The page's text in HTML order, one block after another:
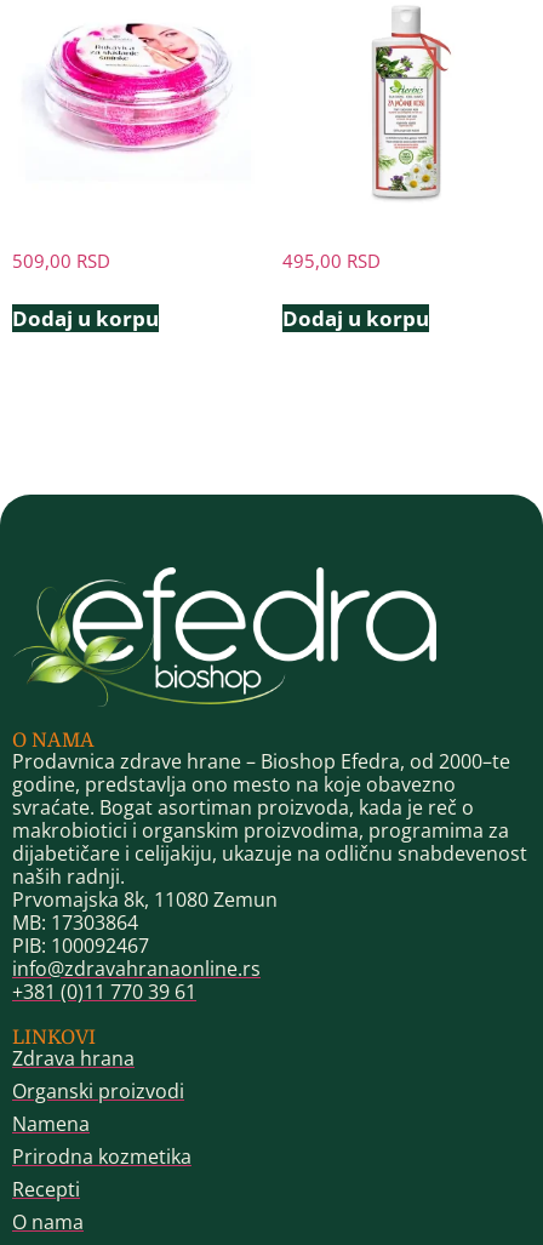
509,00 RSD
Dodaj u korpu
495,00 RSD
Dodaj u korpu
O NAMA
Prodavnica zdrave hrane – Bioshop Efedra, od 2000–te
godine, predstavlja ono mesto na koje obavezno
svraćate. Bogat asortiman proizvoda, kada je reč o
makrobiotici i organskim proizvodima, programima za
dijabetičare i celijakiju, ukazuje na odličnu snabdevenost
naših radnji.
Prvomajska 8k, 11080 Zemun
MB: 17303864
PIB: 100092467
info@zdravahranaonline.rs
+381 (0)11 770 39 61
LINKOVI
Zdrava hrana
Organski proizvodi
Namena
Prirodna kozmetika
Recepti
O nama